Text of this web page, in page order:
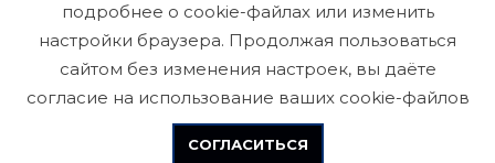
подробнее о cookie-файлах или изменить
настройки браузера. Продолжая пользоваться
сайтом без изменения настроек, вы даёте
согласие на использование ваших cookie-файлов
СОГЛАСИТЬСЯ